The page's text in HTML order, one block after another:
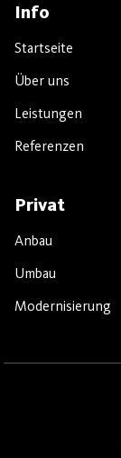
Info
Startseite
Über uns
Leistungen
Referenzen
Privat
Anbau
Umbau
Modernisierung